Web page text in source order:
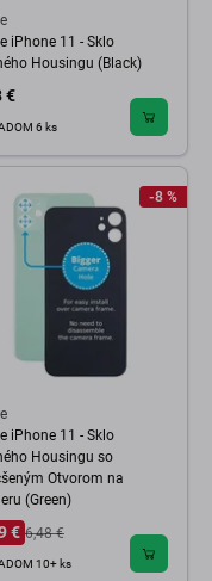
iPhone 11 - Sklo
Housingu (Black)
€
6 ks
-8 %
iPhone 11 - Sklo
Housingu so
Otvorom na
(Green)
€ 6,48 €
10+ ks